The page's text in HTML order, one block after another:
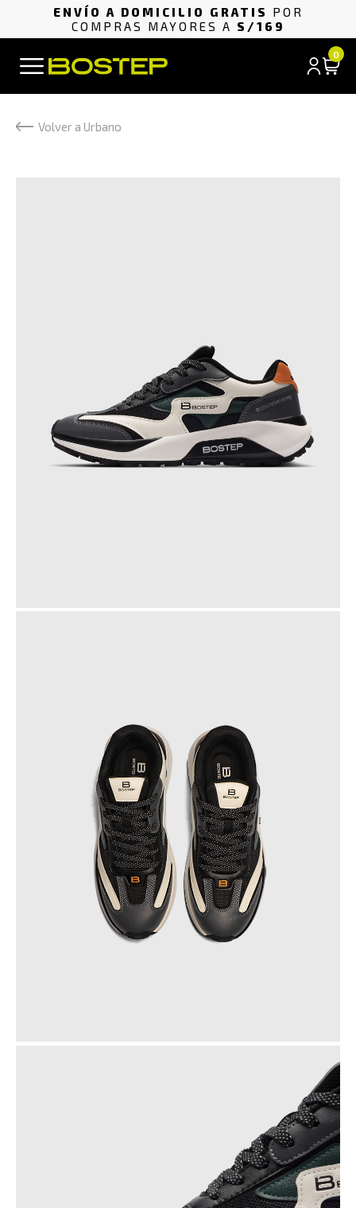
ENVÍO A DOMICILIO GRATIS
POR
COMPRAS MAYORES A S/169
0
Volver a Urbano